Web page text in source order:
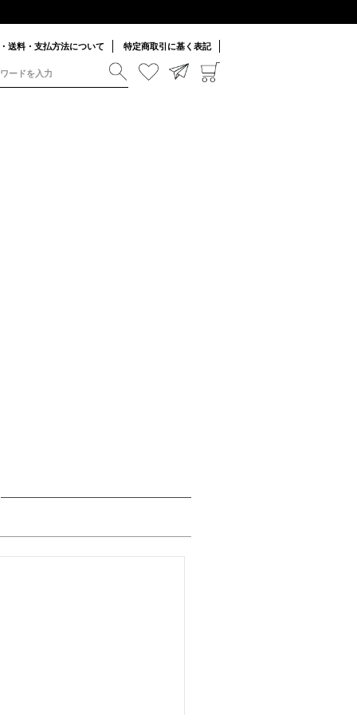
送料・支払方法について 特定商取引に基く表記